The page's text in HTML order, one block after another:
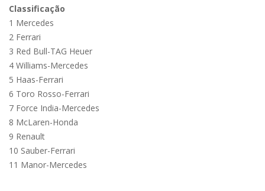
Classificação
1 Mercedes
2 Ferrari
3 Red Bull-TAG Heuer
4 Williams-Mercedes
5 Haas-Ferrari
6 Toro Rosso-Ferrari
7 Force India-Mercedes
8 McLaren-Honda
9 Renault
10 Sauber-Ferrari
11 Manor-Mercedes